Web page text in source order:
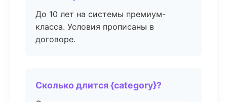
До 10 лет на системы премиум-
класса. Условия прописаны в
договоре.
Сколько длится {category}?